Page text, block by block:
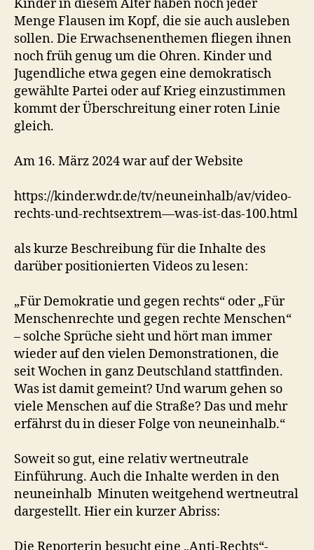
Kinder in diesem Alter haben noch jeder
Menge Flausen im Kopf, die sie auch ausleben
sollen. Die Erwachsenenthemen fliegen ihnen
noch früh genug um die Ohren. Kinder und
Jugendliche etwa gegen eine demokratisch
gewählte Partei oder auf Krieg einzustimmen
kommt der Überschreitung einer roten Linie
gleich.
Am 16. März 2024 war auf der Website
https://kinder.wdr.de/tv/neuneinhalb/av/video-
rechts-und-rechtsextrem—was-ist-das-100.html
als kurze Beschreibung für die Inhalte des
darüber positionierten Videos zu lesen:
„Für Demokratie und gegen rechts“ oder „Für
Menschenrechte und gegen rechte Menschen“
– solche Sprüche sieht und hört man immer
wieder auf den vielen Demonstrationen, die
seit Wochen in ganz Deutschland stattfinden.
Was ist damit gemeint? Und warum gehen so
viele Menschen auf die Straße? Das und mehr
erfährst du in dieser Folge von neuneinhalb.“
Soweit so gut, eine relativ wertneutrale
Einführung. Auch die Inhalte werden in den
neuneinhalb Minuten weitgehend wertneutral
dargestellt. Hier ein kurzer Abriss:
Die Reporterin besucht eine „Anti-Rechts“-